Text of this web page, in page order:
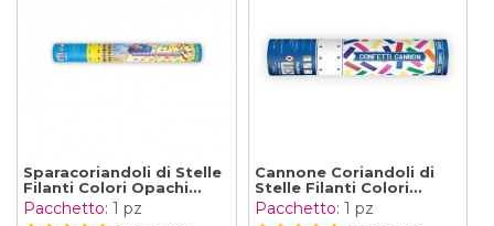
Sparacoriandoli di Stelle
Filanti Colori Opachi...
Pacchetto: 1 pz
Cannone Coriandoli di
Stelle Filanti Colori...
Pacchetto: 1 pz